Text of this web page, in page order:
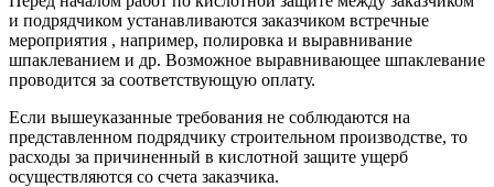
и подрядчиком устанавливаются заказчиком встречные
мероприятия , например, полировка и выравнивание
шпаклеванием и др. Возможное выравнивающее шпаклевание
проводится за соответствующую оплату.
Если вышеуказанные требования не соблюдаются на
представленном подрядчику строительном производстве, то
расходы за причиненный в кислотной защите ущерб
осуществляются со счета заказчика.